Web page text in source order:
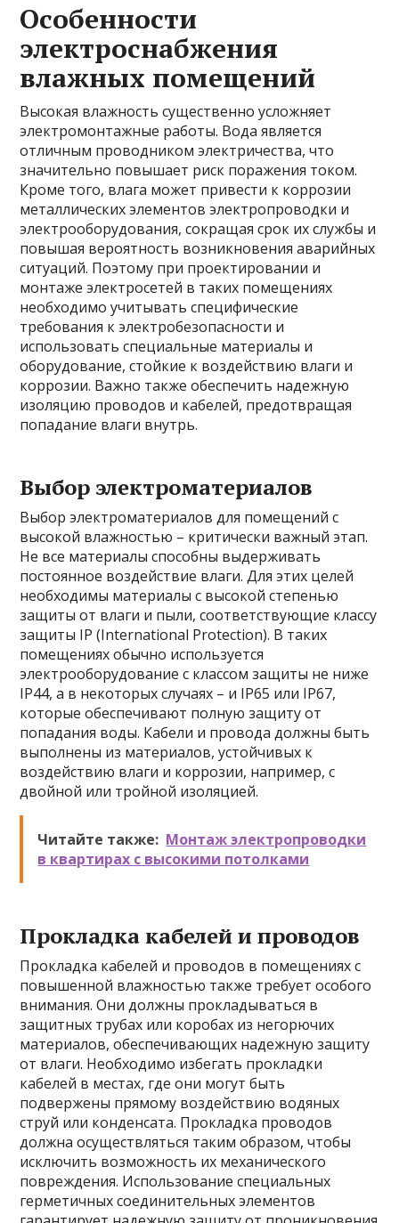
Особенности
электроснабжения
влажных помещений
Высокая влажность существенно усложняет
электромонтажные работы. Вода является
отличным проводником электричества, что
значительно повышает риск поражения током.
Кроме того, влага может привести к коррозии
металлических элементов электропроводки и
электрооборудования, сокращая срок их службы и
повышая вероятность возникновения аварийных
ситуаций. Поэтому при проектировании и
монтаже электросетей в таких помещениях
необходимо учитывать специфические
требования к электробезопасности и
использовать специальные материалы и
оборудование, стойкие к воздействию влаги и
коррозии. Важно также обеспечить надежную
изоляцию проводов и кабелей, предотвращая
попадание влаги внутрь.
Выбор электроматериалов
Выбор электроматериалов для помещений с
высокой влажностью – критически важный этап.
Не все материалы способны выдерживать
постоянное воздействие влаги. Для этих целей
необходимы материалы с высокой степенью
защиты от влаги и пыли, соответствующие классу
защиты IP (International Protection). В таких
помещениях обычно используется
электрооборудование с классом защиты не ниже
IP44, а в некоторых случаях – и IP65 или IP67,
которые обеспечивают полную защиту от
попадания воды. Кабели и провода должны быть
выполнены из материалов, устойчивых к
воздействию влаги и коррозии, например, с
двойной или тройной изоляцией.
Читайте также: Монтаж электропроводки
в квартирах с высокими потолками
Прокладка кабелей и проводов
Прокладка кабелей и проводов в помещениях с
повышенной влажностью также требует особого
внимания. Они должны прокладываться в
защитных трубах или коробах из негорючих
материалов, обеспечивающих надежную защиту
от влаги. Необходимо избегать прокладки
кабелей в местах, где они могут быть
подвержены прямому воздействию водяных
струй или конденсата. Прокладка проводов
должна осуществляться таким образом, чтобы
исключить возможность их механического
повреждения. Использование специальных
герметичных соединительных элементов